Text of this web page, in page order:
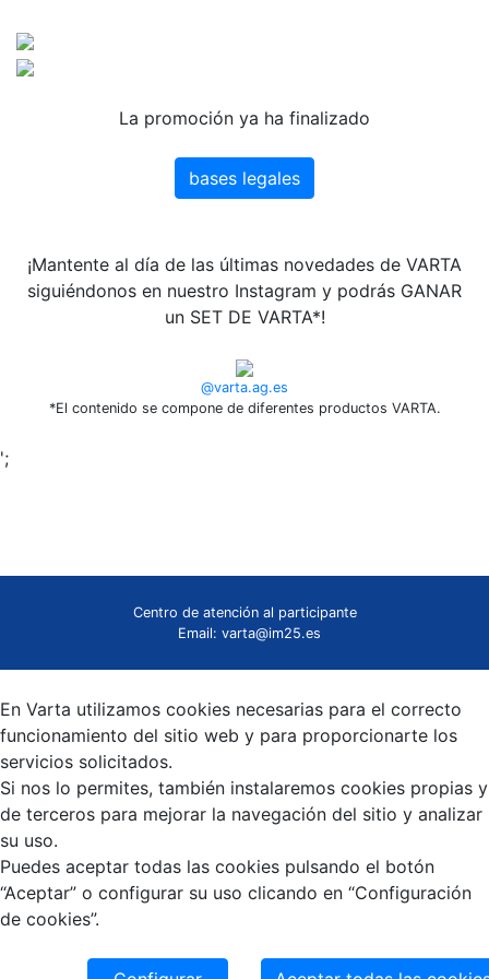
La promoción ya ha finalizado
bases legales
¡Mantente al día de las últimas novedades de VARTA
siguiéndonos en nuestro Instagram y podrás GANAR
un SET DE VARTA*!
@varta.ag.es
*El contenido se compone de diferentes productos VARTA.
';
Centro de atención al participante
Email: varta@im25.es
En Varta utilizamos cookies necesarias para el correcto
funcionamiento del sitio web y para proporcionarte los
servicios solicitados.
Si nos lo permites, también instalaremos cookies propias y
de terceros para mejorar la navegación del sitio y analizar
su uso.
Puedes aceptar todas las cookies pulsando el botón
“Aceptar” o configurar su uso clicando en “Configuración
de cookies”.